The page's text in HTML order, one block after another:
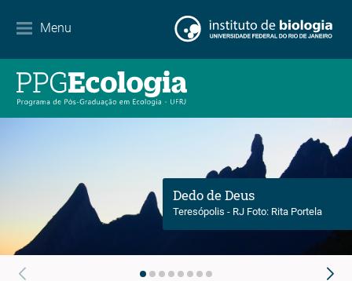
Menu
Contato
Dedo de Deus
Teresópolis - RJ Foto: Rita Portela